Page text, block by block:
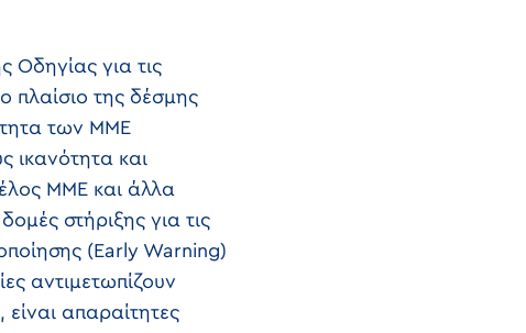
Οδηγίας για τις
πλαίσιο της δέσμης
των ΜΜΕ
ικανότητα και
ΜΜΕ και άλλα
στήριξης για τις
(Early Warning)
αντιμετωπίζουν
απαραίτητες